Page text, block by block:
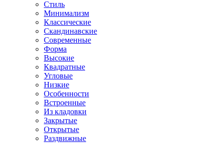
Стиль
Минимализм
Классические
Скандинавские
Современные
Форма
Высокие
Квадратные
Угловые
Низкие
Особенности
Встроенные
Из кладовки
Закрытые
Открытые
Раздвижные